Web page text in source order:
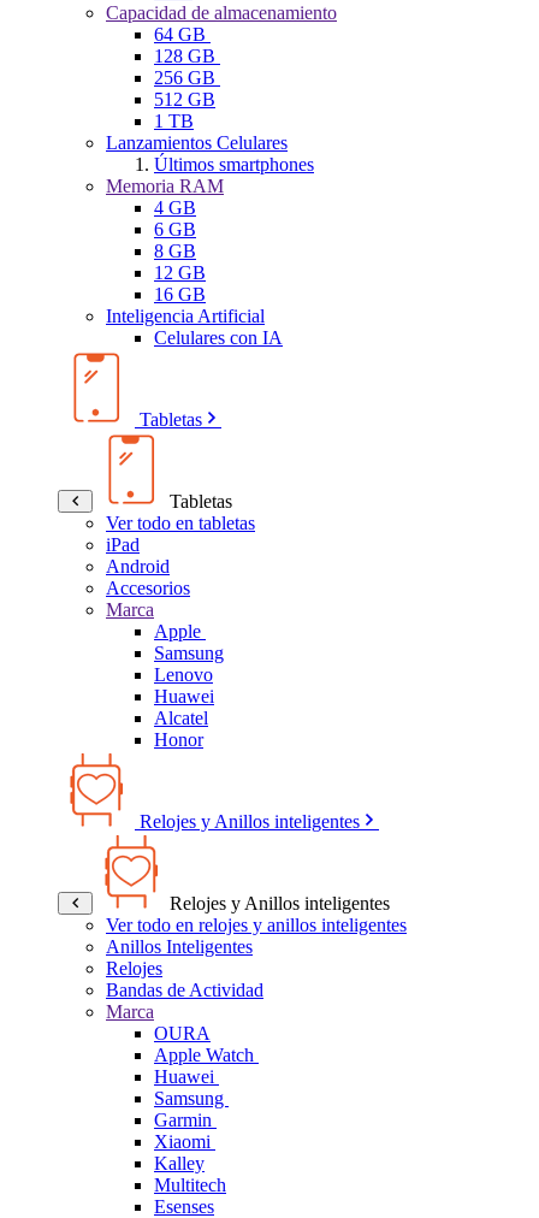
Capacidad de almacenamiento
64 GB
128 GB
256 GB
512 GB
1 TB
Lanzamientos Celulares
Últimos smartphones
Memoria RAM
4 GB
6 GB
8 GB
12 GB
16 GB
Inteligencia Artificial
Celulares con IA
Tabletas
Tabletas
Ver todo en tabletas
iPad
Android
Accesorios
Marca
Apple
Samsung
Lenovo
Huawei
Alcatel
Honor
Relojes y Anillos inteligentes
Relojes y Anillos inteligentes
Ver todo en relojes y anillos inteligentes
Anillos Inteligentes
Relojes
Bandas de Actividad
Marca
OURA
Apple Watch
Huawei
Samsung
Garmin
Xiaomi
Kalley
Multitech
Esenses